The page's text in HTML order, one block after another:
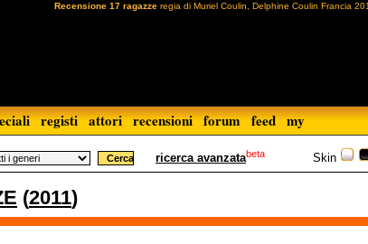
Recensione 17 ragazze regia di Muriel Coulin, Delphine Coulin Francia
registi attori recensioni forum feed my
Skin
ricerca avanzatabeta
(2011)